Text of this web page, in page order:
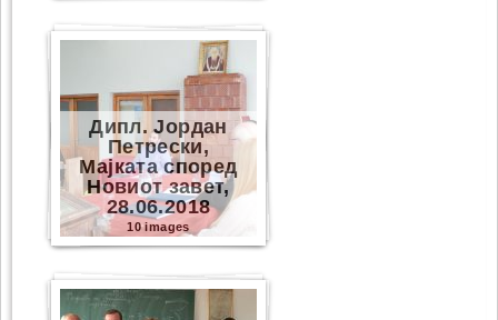
Дипл. Јордан
Петрески,
Мајката според
Новиот завет,
28.06.2018
10 images